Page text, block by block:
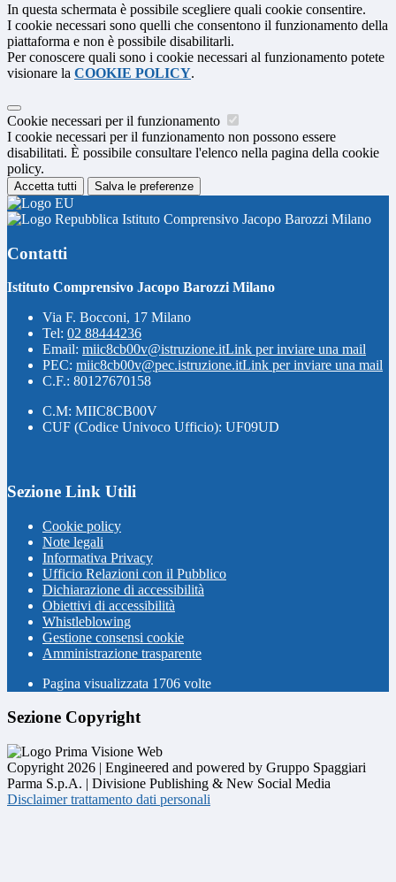
In questa schermata è possibile scegliere quali cookie consentire.
I cookie necessari sono quelli che consentono il funzionamento della
piattaforma e non è possibile disabilitarli.
Per conoscere quali sono i cookie necessari al funzionamento potete
visionare la COOKIE POLICY.
Cookie necessari per il funzionamento
I cookie necessari per il funzionamento non possono essere
disabilitati. È possibile consultare l'elenco nella pagina della cookie
policy.
Accetta tutti Salva le preferenze
Istituto Comprensivo Jacopo Barozzi Milano
Contatti
Istituto Comprensivo Jacopo Barozzi Milano
Via F. Bocconi, 17 Milano
Tel: 02 88444236
Email: miic8cb00v@istruzione.itLink per inviare una mail
PEC: miic8cb00v@pec.istruzione.itLink per inviare una mail
C.F.: 80127670158
C.M: MIIC8CB00V
CUF (Codice Univoco Ufficio): UF09UD
Sezione Link Utili
Cookie policy
Note legali
Informativa Privacy
Ufficio Relazioni con il Pubblico
Dichiarazione di accessibilità
Obiettivi di accessibilità
Whistleblowing
Gestione consensi cookie
Amministrazione trasparente
Pagina visualizzata 1706 volte
Sezione Copyright
Copyright 2026 | Engineered and powered by Gruppo Spaggiari
Parma S.p.A. | Divisione Publishing & New Social Media
Disclaimer trattamento dati personali